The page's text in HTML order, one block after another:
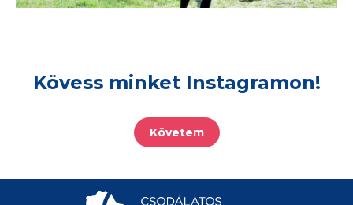
Kövess minket Instagramon!
Követem